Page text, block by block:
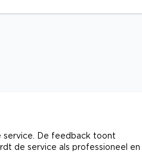
service. De feedback toont
de service als professioneel en